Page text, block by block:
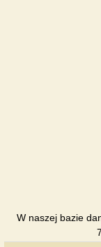
W naszej bazie